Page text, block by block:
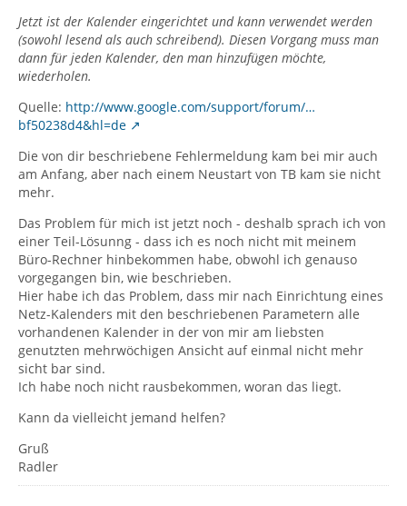
Jetzt ist der Kalender eingerichtet und kann verwendet werden
(sowohl lesend als auch schreibend). Diesen Vorgang muss man
dann für jeden Kalender, den man hinzufügen möchte,
wiederholen.
Quelle: http://www.google.com/support/forum/…
bf50238d4&hl=de
Die von dir beschriebene Fehlermeldung kam bei mir auch
am Anfang, aber nach einem Neustart von TB kam sie nicht
mehr.
Das Problem für mich ist jetzt noch - deshalb sprach ich von
einer Teil-Lösunng - dass ich es noch nicht mit meinem
Büro-Rechner hinbekommen habe, obwohl ich genauso
vorgegangen bin, wie beschrieben.
Hier habe ich das Problem, dass mir nach Einrichtung eines
Netz-Kalenders mit den beschriebenen Parametern alle
vorhandenen Kalender in der von mir am liebsten
genutzten mehrwöchigen Ansicht auf einmal nicht mehr
sicht bar sind.
Ich habe noch nicht rausbekommen, woran das liegt.
Kann da vielleicht jemand helfen?
Gruß
Radler